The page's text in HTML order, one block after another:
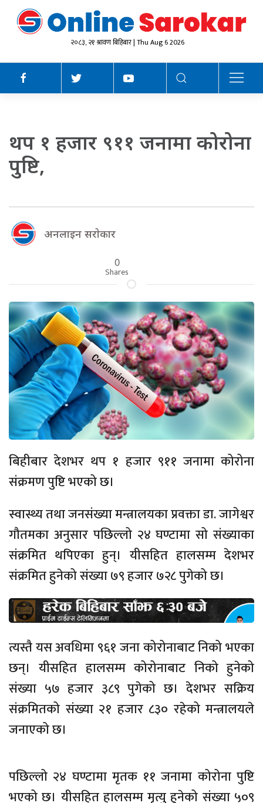
२०८३, २१ श्रावण बिहिबार | Thu Aug 6 2026
थप १ हजार ९११ जनामा कोरोना
पुष्टि,
अनलाइन सराेकार
0
Shares
बिहीबार देशभर थप १ हजार ९११ जनामा कोरोना
संक्रमण पुष्टि भएको छ।
स्वास्थ्य तथा जनसंख्या मन्त्रालयका प्रवक्ता डा. जागेश्वर
गौतमका अनुसार पछिल्लो २४ घण्टामा सो संख्याका
संक्रमित थपिएका हुन्। यीसहित हालसम्म देशभर
संक्रमित हुनेको संख्या ७९ हजार ७२८ पुगेको छ।
त्यस्तै यस अवधिमा ९६१ जना कोरोनाबाट निको भएका
छन्। यीसहित हालसम्म कोरोनाबाट निको हुनेको
संख्या ५७ हजार ३८९ पुगेको छ। देशभर सक्रिय
संक्रमितको संख्या २१ हजार ८३० रहेको मन्त्रालयले
जनाएको छ।
पछिल्लो २४ घण्टामा मृतक ११ जनामा कोरोना पुष्टि
भएको छ। यीसहित हालसम्म मृत्यु हुनेको संख्या ५०९